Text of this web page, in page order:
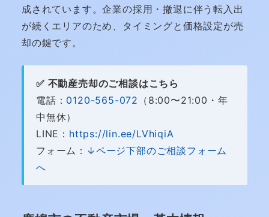
成されています。企業の採用・撤退に伴う転入出
が続くエリアのため、タイミングと価格設定が売
却の鍵です。
✅ 不動産売却のご相談はこちら
電話： 0120-565-072 （8:00〜21:00・年
中無休）
LINE： https://lin.ee/LVhiqiA
フォーム： ↓ページ下部のご相談フォーム
へ